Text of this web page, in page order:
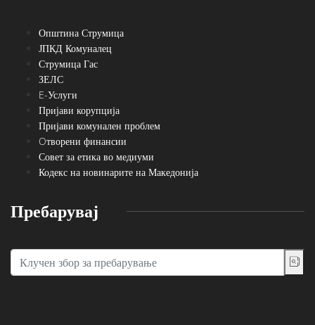
Општина Струмица
ЈПКД Комуналец
Струмица Гас
ЗЕЛС
E-Услуги
Пријави корупција
Пријави комунален проблем
Oтворени финансии
Совет за етика во медиуми
Кодекс на новинарите на Македонија
Пребарувај